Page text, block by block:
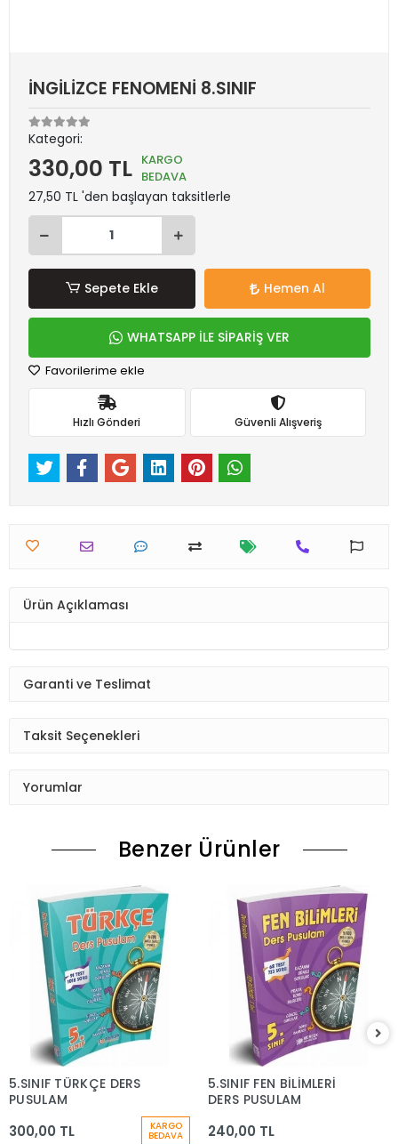
İNGİLİZCE FENOMENİ 8.SINIF
Kategori:
330,00 TL KARGO
BEDAVA
27,50 TL 'den başlayan taksitlerle
Sepete Ekle Hemen Al
WHATSAPP İLE SİPARİŞ VER
Favorilerime ekle
Hızlı Gönderi Güvenli Alışveriş
Ürün Açıklaması
Garanti ve Teslimat
Taksit Seçenekleri
Yorumlar
Benzer Ürünler
5.SINIF TÜRKÇE DERS
PUSULAM
300,00 TL KARGO
BEDAVA
5.SINIF FEN BİLİMLERİ
DERS PUSULAM
240,00 TL